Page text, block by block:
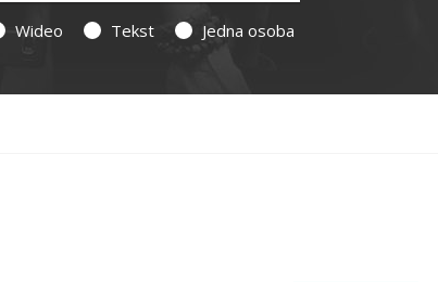
Wideo Tekst Jedna osoba